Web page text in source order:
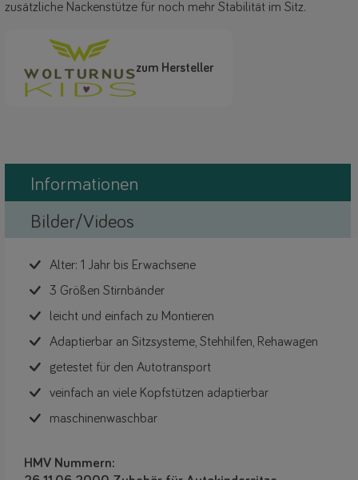
zusätzliche Nackenstütze für noch mehr Stabilität im Sitz.
zum Hersteller
Informationen
Bilder/Videos
Alter: 1 Jahr bis Erwachsene
3 Größen Stirnbänder
leicht und einfach zu Montieren
Adaptierbar an Sitzsysteme, Stehhilfen, Rehawagen
getestet für den Autotransport
veinfach an viele Kopfstützen adaptierbar
maschinenwaschbar
HMV Nummern: